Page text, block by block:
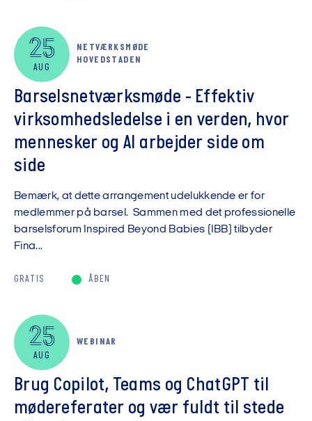
25
AUG
NETVÆRKSMØDE
HOVEDSTADEN
Barselsnetværksmøde - Effektiv
virksomhedsledelse i en verden, hvor
mennesker og AI arbejder side om
side
Bemærk, at dette arrangement udelukkende er for
medlemmer på barsel. Sammen med det professionelle
barselsforum Inspired Beyond Babies (IBB) tilbyder
Fina...
GRATIS ÅBEN
25
AUG
WEBINAR
Brug Copilot, Teams og ChatGPT til
mødereferater og vær fuldt til stede